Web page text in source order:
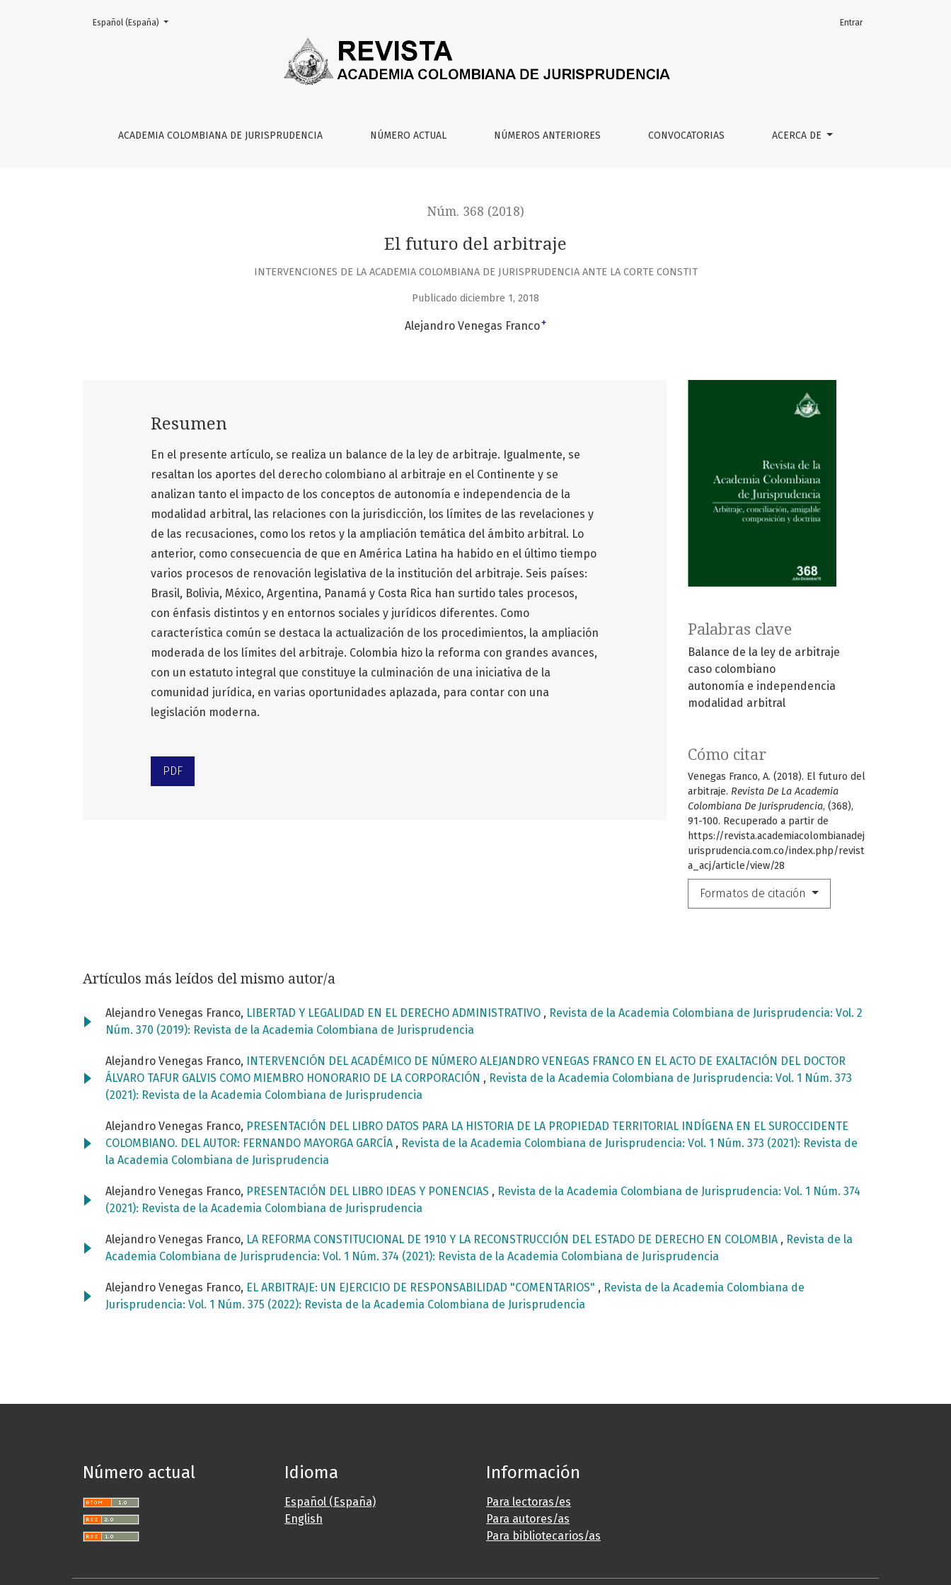
El futuro del arbitraje
ACADEMIA COLOMBIANA DE JURISPRUDENCIA NÚMERO ACTUAL NÚMEROS ANTERIORES CONVOCATORIAS ACERCA DE
Entrar
Change the language. The current language is:
Español (España)
Núm. 368 (2018)
El futuro del arbitraje
INTERVENCIONES DE LA ACADEMIA COLOMBIANA DE JURISPRUDENCIA ANTE LA CORTE CONSTIT
Publicado diciembre 1, 2018
Alejandro Venegas Franco+
Palabras clave
Balance de la ley de arbitraje
caso colombiano
autonomía e independencia
modalidad arbitral
Cómo citar
Venegas Franco, A. (2018). El futuro del
arbitraje. Revista De La Academia
Colombiana De Jurisprudencia, (368),
91-100. Recuperado a partir de
https://revista.academiacolombianadej
urisprudencia.com.co/index.php/revist
a_acj/article/view/28
Formatos de citación
Resumen
En el presente artículo, se realiza un balance de la ley de arbitraje. Igualmente, se
resaltan los aportes del derecho colombiano al arbitraje en el Continente y se
analizan tanto el impacto de los conceptos de autonomía e independencia de la
modalidad arbitral, las relaciones con la jurisdicción, los límites de las revelaciones y
de las recusaciones, como los retos y la ampliación temática del ámbito arbitral. Lo
anterior, como consecuencia de que en América Latina ha habido en el último tiempo
varios procesos de renovación legislativa de la institución del arbitraje. Seis países:
Brasil, Bolivia, México, Argentina, Panamá y Costa Rica han surtido tales procesos,
con énfasis distintos y en entornos sociales y jurídicos diferentes. Como
característica común se destaca la actualización de los procedimientos, la ampliación
moderada de los límites del arbitraje. Colombia hizo la reforma con grandes avances,
con un estatuto integral que constituye la culminación de una iniciativa de la
comunidad jurídica, en varias oportunidades aplazada, para contar con una
legislación moderna.
PDF
Artículos más leídos del mismo autor/a
Alejandro Venegas Franco, LIBERTAD Y LEGALIDAD EN EL DERECHO ADMINISTRATIVO , Revista de la Academia Colombiana de Jurisprudencia: Vol. 2
Núm. 370 (2019): Revista de la Academia Colombiana de Jurisprudencia
Alejandro Venegas Franco, INTERVENCIÓN DEL ACADÉMICO DE NÚMERO ALEJANDRO VENEGAS FRANCO EN EL ACTO DE EXALTACIÓN DEL DOCTOR
ÁLVARO TAFUR GALVIS COMO MIEMBRO HONORARIO DE LA CORPORACIÓN , Revista de la Academia Colombiana de Jurisprudencia: Vol. 1 Núm. 373
(2021): Revista de la Academia Colombiana de Jurisprudencia
Alejandro Venegas Franco, PRESENTACIÓN DEL LIBRO DATOS PARA LA HISTORIA DE LA PROPIEDAD TERRITORIAL INDÍGENA EN EL SUROCCIDENTE
COLOMBIANO. DEL AUTOR: FERNANDO MAYORGA GARCÍA , Revista de la Academia Colombiana de Jurisprudencia: Vol. 1 Núm. 373 (2021): Revista de
la Academia Colombiana de Jurisprudencia
Alejandro Venegas Franco, PRESENTACIÓN DEL LIBRO IDEAS Y PONENCIAS , Revista de la Academia Colombiana de Jurisprudencia: Vol. 1 Núm. 374
(2021): Revista de la Academia Colombiana de Jurisprudencia
Alejandro Venegas Franco, LA REFORMA CONSTITUCIONAL DE 1910 Y LA RECONSTRUCCIÓN DEL ESTADO DE DERECHO EN COLOMBIA , Revista de la
Academia Colombiana de Jurisprudencia: Vol. 1 Núm. 374 (2021): Revista de la Academia Colombiana de Jurisprudencia
Alejandro Venegas Franco, EL ARBITRAJE: UN EJERCICIO DE RESPONSABILIDAD "COMENTARIOS" , Revista de la Academia Colombiana de
Jurisprudencia: Vol. 1 Núm. 375 (2022): Revista de la Academia Colombiana de Jurisprudencia
Número actual Idioma
Español (España)
English
Información
Para lectoras/es
Para autores/as
Para bibliotecarios/as